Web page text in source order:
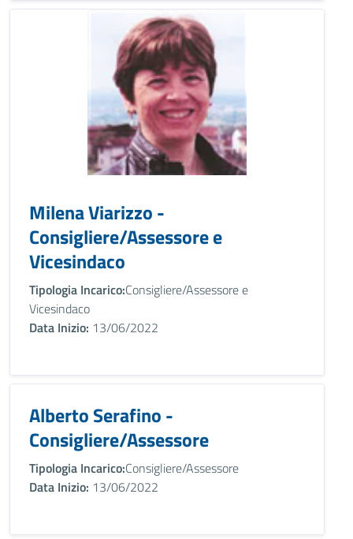
Milena Viarizzo -
Consigliere/Assessore e
Vicesindaco
Tipologia Incarico:Consigliere/Assessore e
Vicesindaco
Data Inizio: 13/06/2022
Alberto Serafino -
Consigliere/Assessore
Tipologia Incarico:Consigliere/Assessore
Data Inizio: 13/06/2022